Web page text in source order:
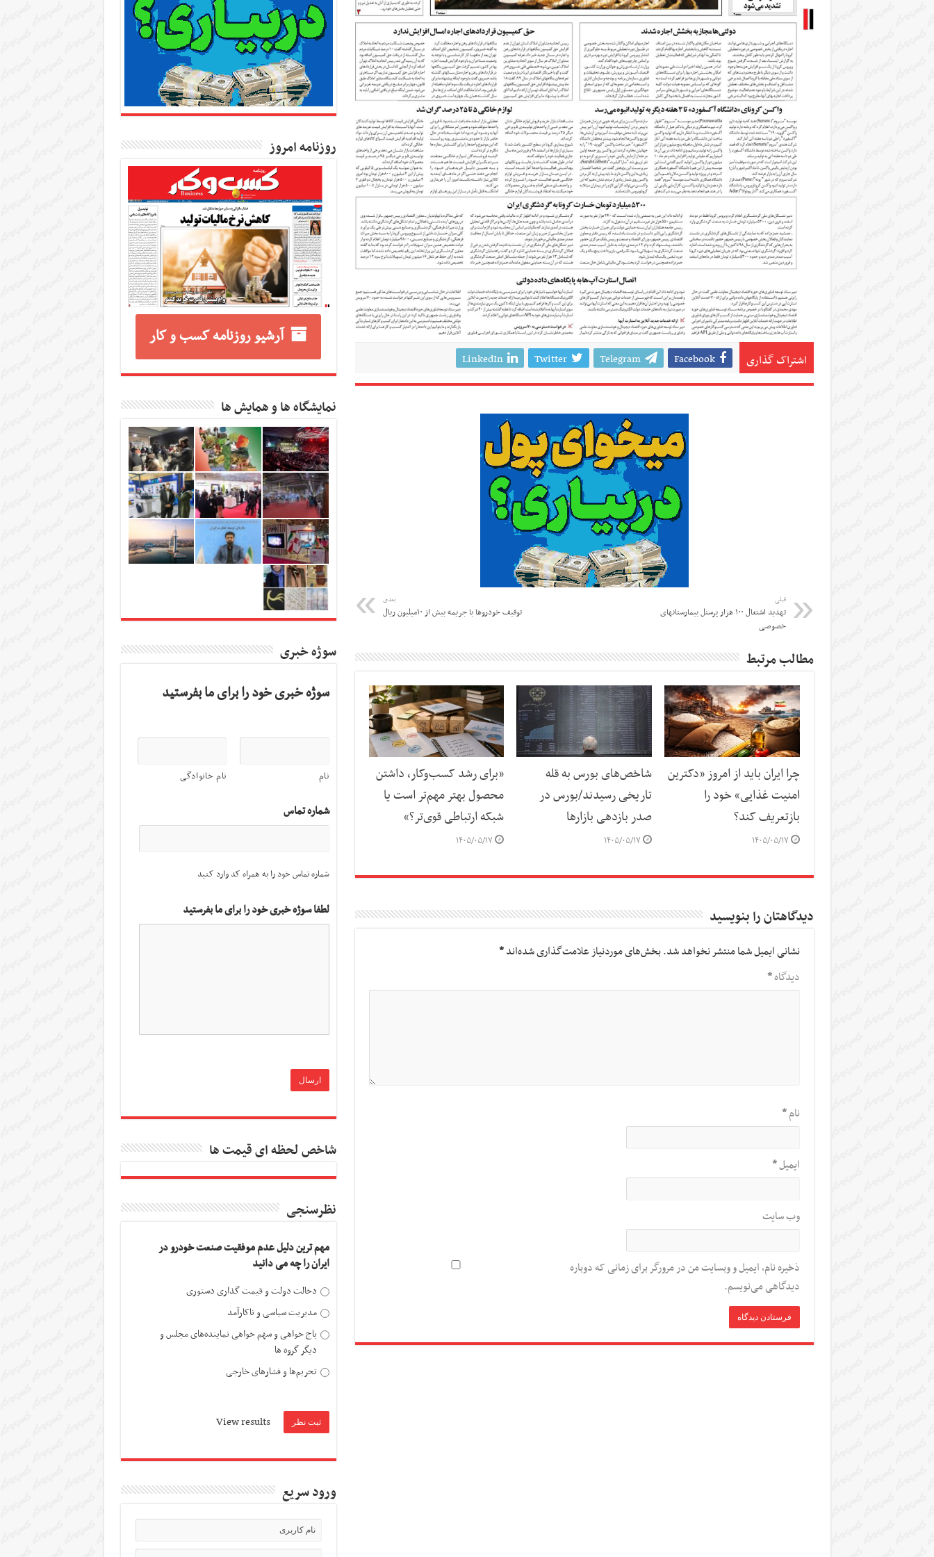
اشتراک گذاری Facebook
Telegram
Twitter
LinkedIn
قبلی
تهدید اشتغال ۱۰۰ هزار پرسنل بیمارستانهای
خصوصی
بعدی
توقیف خودروها با جریمه بیش از ۱۰میلیون ریال
مطالب مرتبط
چرا ایران باید از امروز «دکترین
امنیت غذایی» خود را
بازتعریف کند؟
۱۴۰۵/۰۵/۱۷
شاخص‌های بورس به قله
تاریخی رسیدند/بورس در
صدر بازدهی بازارها
۱۴۰۵/۰۵/۱۷
«برای رشد کسب‌وکار، داشتن
محصول بهتر مهم‌تر است یا
شبکه ارتباطی قوی‌تر؟»
۱۴۰۵/۰۵/۱۷
دیدگاهتان را بنویسید
نشانی ایمیل شما منتشر نخواهد شد.بخش‌های موردنیاز علامت‌گذاری شده‌اند*
دیدگاه*
نام*
ایمیل*
وب‌ سایت
ذخیره نام، ایمیل و وبسایت من در مرورگر برای زمانی که دوباره
دیدگاهی می‌نویسم.
روزنامه امروز
آرشیو روزنامه کسب و کار
نمایشگاه ها و همایش ها
سوژه خبری
سوژه خبری خود را برای ما بفرستید
نام نام خانوادگی
شماره تماس
شماره تماس خود را به همراه کد وارد کنید
لطفا سوژه خبری خود را برای ما بفرستید
شاخص لحظه ای قیمت ها
نظرسنجی
مهم ترین دلیل عدم موفقیت صنعت خودرو در
ایران را چه می دانید
دخالت دولت و قیمت گذاری دستوری
مدیریت سیاسی و ناکارآمد
باج خواهی و سهم خواهی نماینده‌های مجلس و
دیگر گروه ها
تحریم‌ها و فشارهای خارجی
View results
ورود سریع